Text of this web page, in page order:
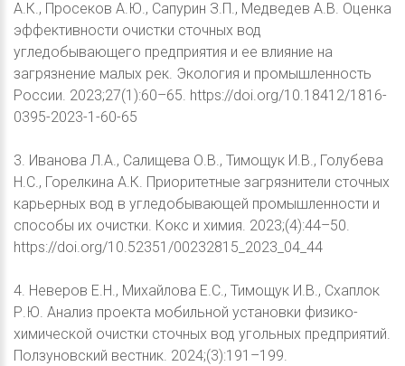
А.К., Просеков А.Ю., Сапурин З.П., Медведев А.В. Оценка
эффективности очистки сточных вод
угледобывающего предприятия и ее влияние на
загрязнение малых рек. Экология и промышленность
России. 2023;27(1):60–65. https://doi.org/10.18412/1816-
0395-2023-1-60-65
3. Иванова Л.А., Салищева О.В., Тимощук И.В., Голубева
Н.С., Горелкина А.К. Приоритетные загрязнители сточных
карьерных вод в угледобывающей промышленности и
способы их очистки. Кокс и химия. 2023;(4):44–50.
https://doi.org/10.52351/00232815_2023_04_44
4. Неверов Е.Н., Михайлова Е.С., Тимощук И.В., Схаплок
Р.Ю. Анализ проекта мобильной установки физико-
химической очистки сточных вод угольных предприятий.
Ползуновский вестник. 2024;(3):191–199.